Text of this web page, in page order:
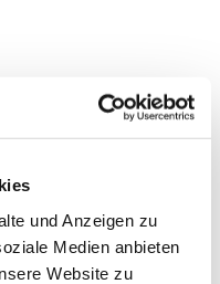
und Anzeigen zu
Medien anbieten
Website zu